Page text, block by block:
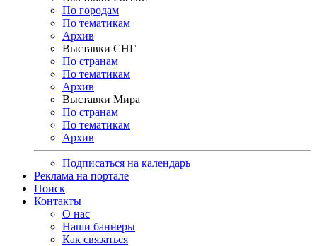
По городам
По тематикам
Архив
Выставки СНГ
По странам
По тематикам
Архив
Выставки Мира
По странам
По тематикам
Архив
Подписаться на календарь
Реклама на портале
Поиск
Контакты
О нас
Наши баннеры
Как связаться